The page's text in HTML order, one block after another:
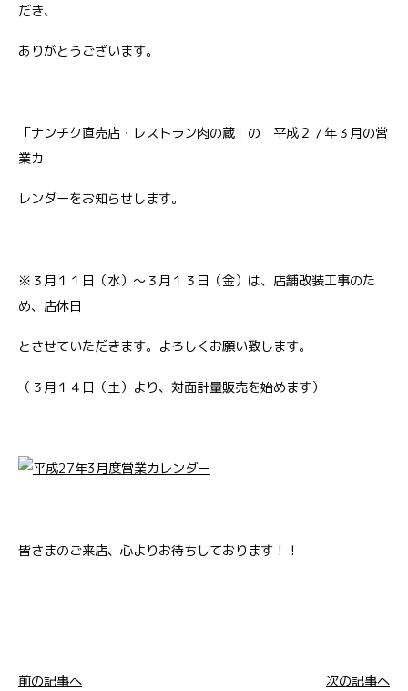
だき、
ありがとうございます。
「ナンチク直売店・レストラン肉の蔵」の 平成２７年３月の営
業カ
レンダーをお知らせします。
※３月１１日（水）～３月１３日（金）は、店舗改装工事のた
め、店休日
とさせていただきます。よろしくお願い致します。
（３月１４日（土）より、対面計量販売を始めます）
皆さまのご来店、心よりお待ちしております！！
前の記事へ 次の記事へ